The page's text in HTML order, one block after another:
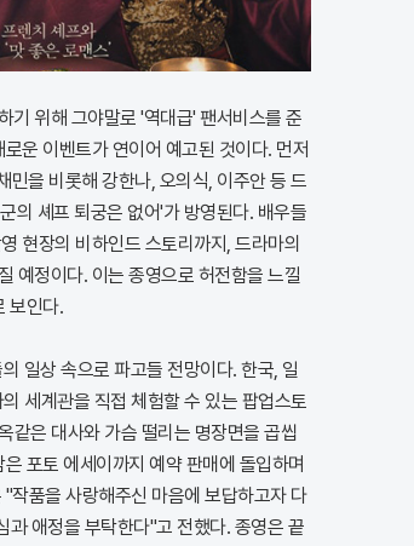
기 위해 그야말로 '역대급' 팬서비스를 준
운 이벤트가 연이어 예고된 것이다. 먼저
을 비롯해 강한나, 오의식, 이주안 등 드
의 셰프 퇴궁은 없어'가 방영된다. 배우들
현장의 비하인드 스토리까지, 드라마의
예정이다. 이는 종영으로 허전함을 느낄
보인다.
일상 속으로 파고들 전망이다. 한국, 일
세계관을 직접 체험할 수 있는 팝업스토
같은 대사와 가슴 떨리는 명장면을 곱씹
포토 에세이까지 예약 판매에 돌입하며
작품을 사랑해주신 마음에 보답하고자 다
애정을 부탁한다"고 전했다. 종영은 끝